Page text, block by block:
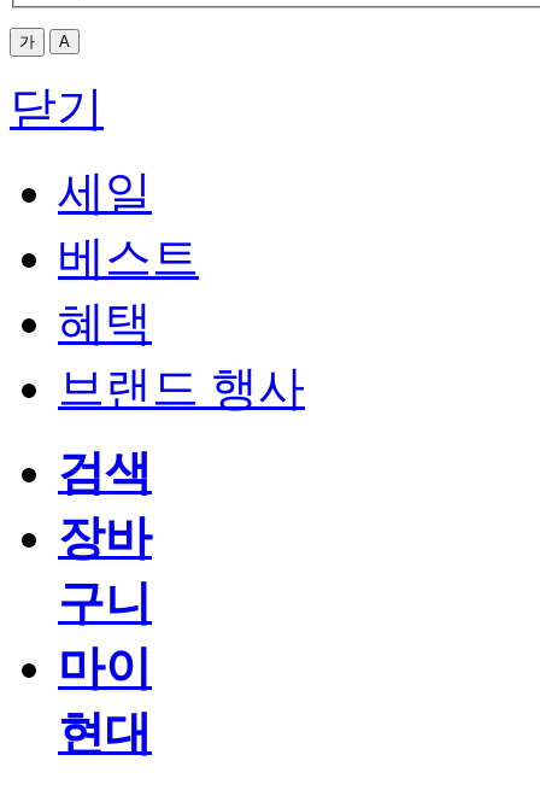
가 A
닫기
세일
베스트
혜택
브랜드 행사
검색
장바
구니
마이
현대